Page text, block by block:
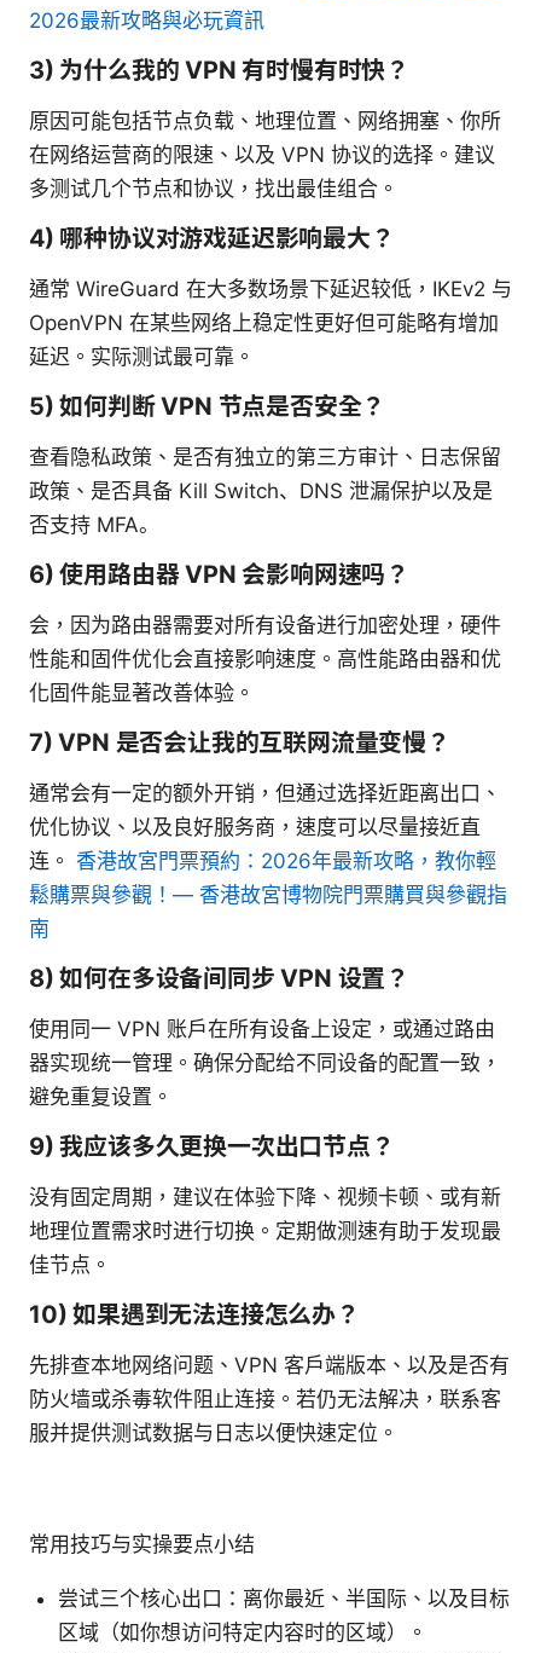
2026最新攻略與必玩資訊
3) 为什么我的 VPN 有时慢有时快？
原因可能包括节点负载、地理位置、网络拥塞、你所
在网络运营商的限速、以及 VPN 协议的选择。建议
多测试几个节点和协议，找出最佳组合。
4) 哪种协议对游戏延迟影响最大？
通常 WireGuard 在大多数场景下延迟较低，IKEv2 与
OpenVPN 在某些网络上稳定性更好但可能略有增加
延迟。实际测试最可靠。
5) 如何判断 VPN 节点是否安全？
查看隐私政策、是否有独立的第三方审计、日志保留
政策、是否具备 Kill Switch、DNS 泄漏保护以及是
否支持 MFA。
6) 使用路由器 VPN 会影响网速吗？
会，因为路由器需要对所有设备进行加密处理，硬件
性能和固件优化会直接影响速度。高性能路由器和优
化固件能显著改善体验。
7) VPN 是否会让我的互联网流量变慢？
通常会有一定的额外开销，但通过选择近距离出口、
优化协议、以及良好服务商，速度可以尽量接近直
连。 香港故宮門票預約：2026年最新攻略，教你輕
鬆購票與參觀！— 香港故宮博物院門票購買與參觀指
南
8) 如何在多设备间同步 VPN 设置？
使用同一 VPN 账户在所有设备上设定，或通过路由
器实现统一管理。确保分配给不同设备的配置一致，
避免重复设置。
9) 我应该多久更换一次出口节点？
没有固定周期，建议在体验下降、视频卡顿、或有新
地理位置需求时进行切换。定期做测速有助于发现最
佳节点。
10) 如果遇到无法连接怎么办？
先排查本地网络问题、VPN 客户端版本、以及是否有
防火墙或杀毒软件阻止连接。若仍无法解决，联系客
服并提供测试数据与日志以便快速定位。
常用技巧与实操要点小结
尝试三个核心出口：离你最近、半国际、以及目标
区域（如你想访问特定内容时的区域）。